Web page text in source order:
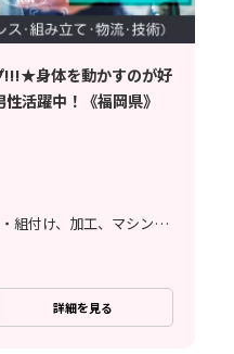
身体を動かすのが好
活躍中！《福岡県》
検査、梱包・仕分け、組立・組付け、加工、マシンオペレーター、立ち作業
詳細を見る